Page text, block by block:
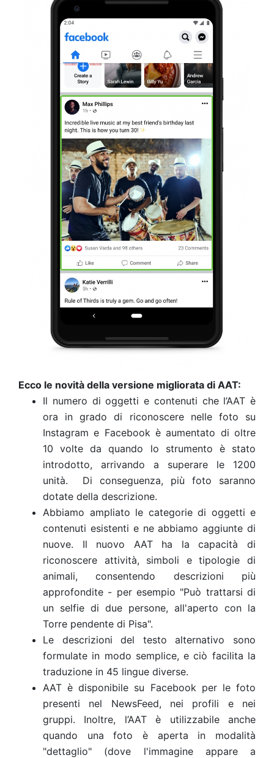
Ecco le novità della versione migliorata di AAT:
Il numero di oggetti e contenuti che l’AAT è
ora in grado di riconoscere nelle foto su
Instagram e Facebook è aumentato di oltre
10 volte da quando lo strumento è stato
introdotto, arrivando a superare le 1200
unità. Di conseguenza, più foto saranno
dotate della descrizione.
Abbiamo ampliato le categorie di oggetti e
contenuti esistenti e ne abbiamo aggiunte di
nuove. Il nuovo AAT ha la capacità di
riconoscere attività, simboli e tipologie di
animali, consentendo descrizioni più
approfondite - per esempio "Può trattarsi di
un selfie di due persone, all'aperto con la
Torre pendente di Pisa".
Le descrizioni del testo alternativo sono
formulate in modo semplice, e ciò facilita la
traduzione in 45 lingue diverse.
AAT è disponibile su Facebook per le foto
presenti nel NewsFeed, nei profili e nei
gruppi. Inoltre, l’AAT è utilizzabile anche
quando una foto è aperta in modalità
"dettaglio" (dove l'immagine appare a